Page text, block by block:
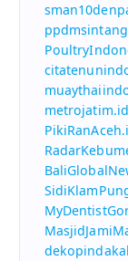
metrojatim.id